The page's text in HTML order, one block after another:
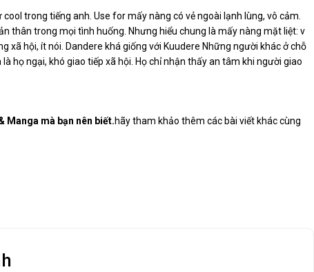
trong tiếng anh. Use for mấy nàng có vẻ ngoài lạnh lùng, vô cảm.
thân trong mọi tình huống. Nhưng hiểu chung là mấy nàng mặt liệt: v
xã hội, ít nói. Dandere khá giống với Kuudere Những người khác ở chỗ
họ ngại, khó giao tiếp xã hội. Họ chỉ nhận thấy an tâm khi người giao
Manga mà bạn nên biết.hãy tham khảo thêm các bài viết khác cùng